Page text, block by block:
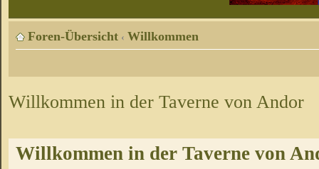
Foren-Übersicht ‹ Willkommen
Willkommen in der Taverne von Andor
Willkommen in der Taverne von